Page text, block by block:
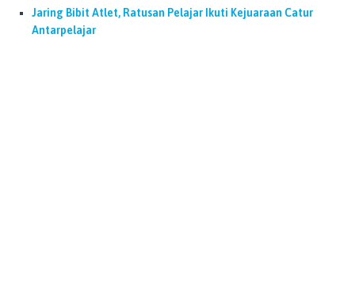
Jaring Bibit Atlet, Ratusan Pelajar Ikuti Kejuaraan Catur
Antarpelajar